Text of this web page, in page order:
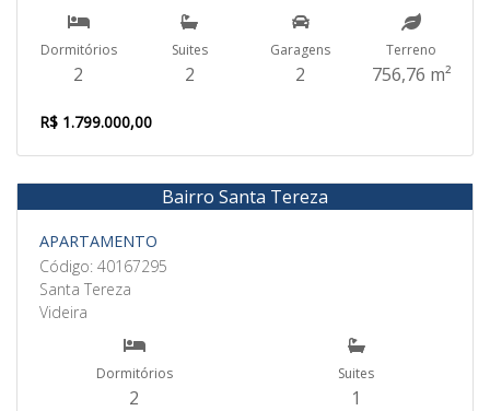
Dormitórios
2
Suites
2
Garagens
2
Terreno
756,76 m²
R$ 1.799.000,00
Venda
Bairro Santa Tereza
APARTAMENTO
Código: 40167295
Santa Tereza
Videira
Dormitórios
2
Suites
1